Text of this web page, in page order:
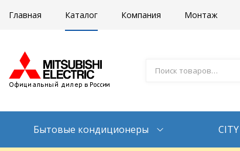
Главная Каталог Компания Монтаж
Бытовые кондиционеры